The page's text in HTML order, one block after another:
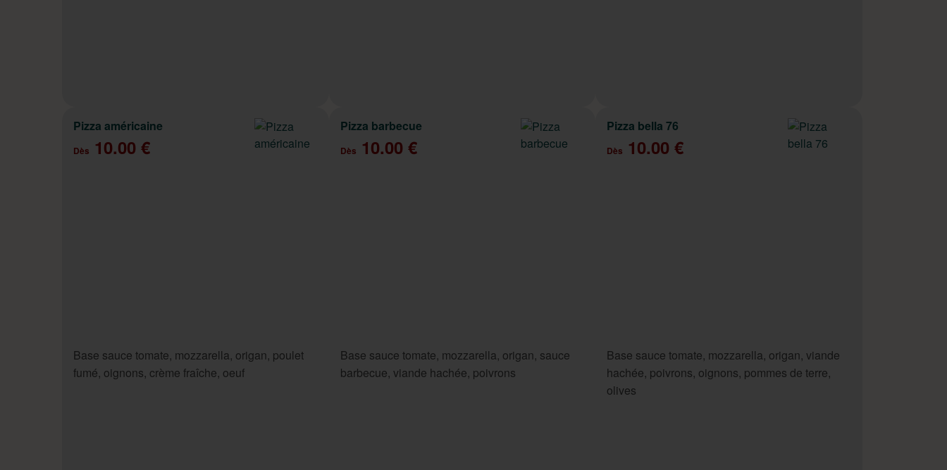
Pizza américaine
Dès 10.00 €
Base sauce tomate, mozzarella, origan, poulet
fumé, oignons, crème fraîche, oeuf
Pizza barbecue
Dès 10.00 €
Base sauce tomate, mozzarella, origan, sauce
barbecue, viande hachée, poivrons
Pizza bella 76
Dès 10.00 €
Base sauce tomate, mozzarella, origan, viande
hachée, poivrons, oignons, pommes de terre,
olives